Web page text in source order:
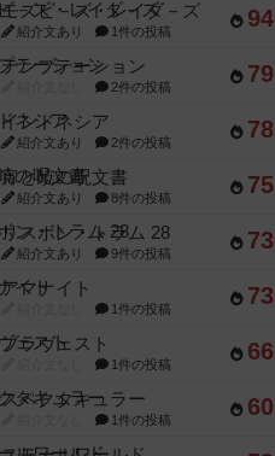
94
モズビ－ズ・レイダ－ズ
紹介文あり 1件の投稿
79
テンプテーション
2件の投稿
78
インドネシア
紹介文あり 2件の投稿
75
宵と暁の呪文書
紹介文あり 8件の投稿
73
リスボン・トラム 28
紹介文あり 9件の投稿
73
アマナイト
1件の投稿
66
ブラヴェスト
1件の投稿
60
スペクタキュラー
1件の投稿